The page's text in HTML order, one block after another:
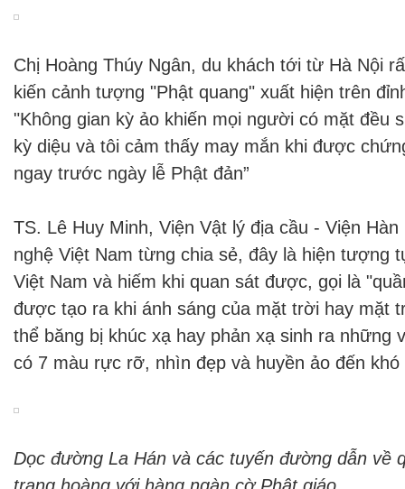
Chị Hoàng Thúy Ngân, du khách tới từ Hà Nội
kiến cảnh tượng "Phật quang" xuất hiện trên
"Không gian kỳ ảo khiến mọi người có mặt đều
kỳ diệu và tôi cảm thấy may mắn khi được
ngay trước ngày lễ Phật đản”
TS. Lê Huy Minh, Viện Vật lý địa cầu - Viện
nghệ Việt Nam từng chia sẻ, đây là hiện tượng
Việt Nam và hiếm khi quan sát được, gọi là
được tạo ra khi ánh sáng của mặt trời hay mặt
thể băng bị khúc xạ hay phản xạ sinh ra những
có 7 màu rực rỡ, nhìn đẹp và huyền ảo đến khó
Dọc đường La Hán và các tuyến đường dẫn về